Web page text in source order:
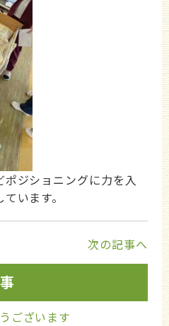
ジショニングに力を入
います。
次の記事へ
ございます